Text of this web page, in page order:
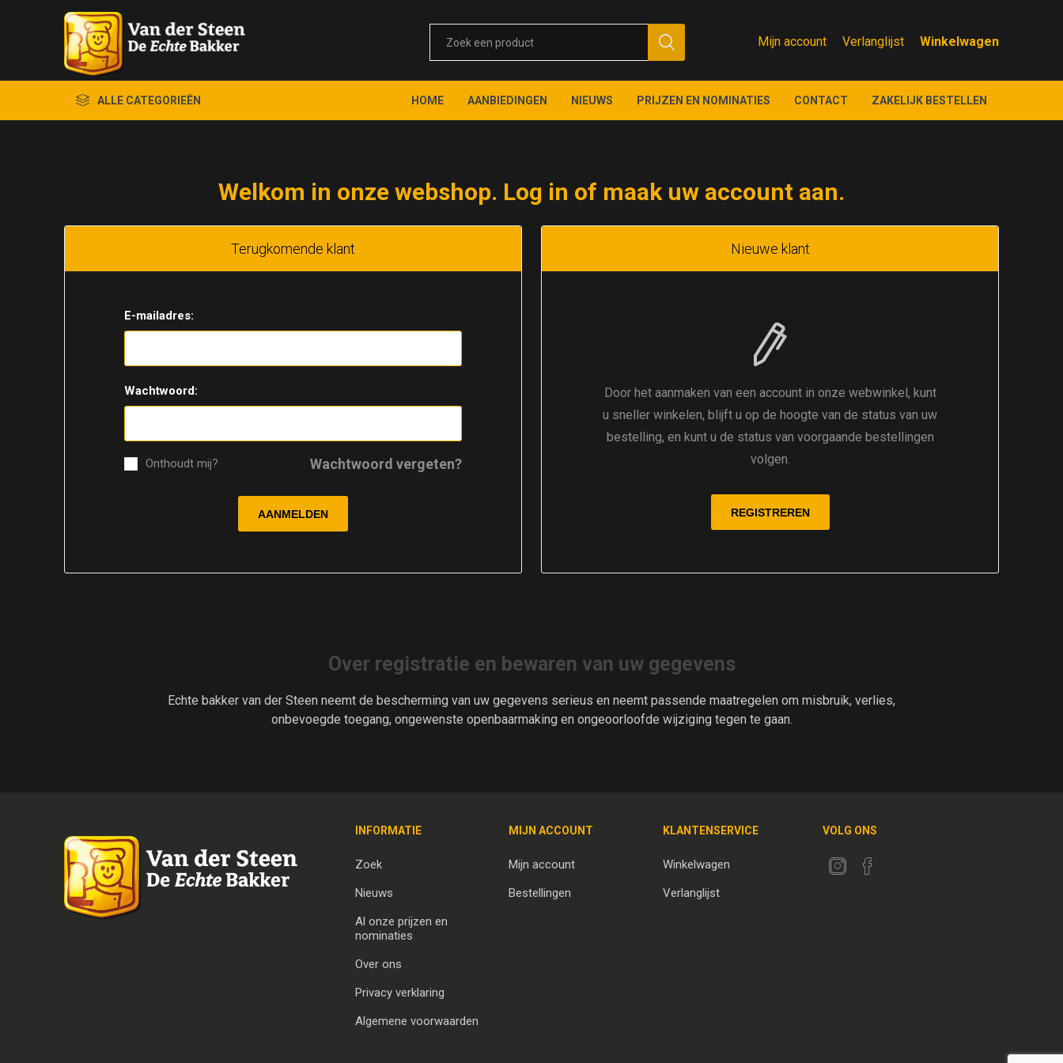
Mijn account Verlanglijst
ALLE CATEGORIEËN HOME AANBIEDINGEN NIEUWS PRIJZEN EN NOMINATIES CONTACT ZAKELIJK BESTELLEN
Welkom in onze webshop. Log in of maak uw account aan.
Nieuwe klant
Door het aanmaken van een account in onze webwinkel, kunt
u sneller winkelen, blijft u op de hoogte van de status van uw
bestelling, en kunt u de status van voorgaande bestellingen
volgen.
Terugkomende klant
E-mailadres:
Wachtwoord:
Wachtwoord vergeten?
Onthoudt mij?
Over registratie en bewaren van uw gegevens
Echte bakker van der Steen neemt de bescherming van uw gegevens serieus en neemt passende maatregelen om misbruik, verlies,
onbevoegde toegang, ongewenste openbaarmaking en ongeoorloofde wijziging tegen te gaan.
INFORMATIE
Zoek
Nieuws
Al onze prijzen en
nominaties
Over ons
Privacy verklaring
Algemene voorwaarden
MIJN ACCOUNT
Mijn account
Bestellingen
KLANTENSERVICE
Winkelwagen
Verlanglijst
VOLG ONS